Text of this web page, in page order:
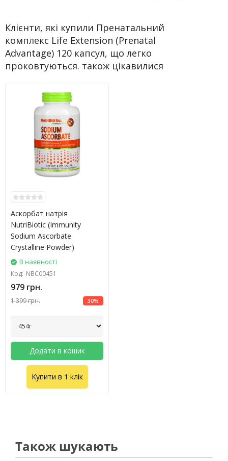
Клієнти, які купили Пренатальний
комплекс Life Extension (Prenatal
Advantage) 120 капсул, що легко
проковтуються. також цікавилися
Аскорбат натрія
NutriBiotic (Immunity
Sodium Ascorbate
Crystalline Powder)
В наявності
Код: NBC00451
979 грн.
1 399 грн. 30%
Додати в кошик
Купити в 1 клік
Також шукають